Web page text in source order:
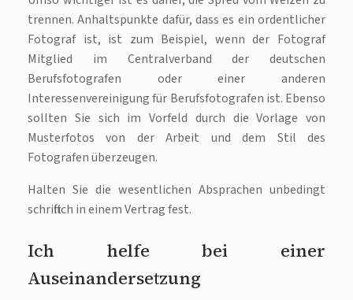
trennen. Anhaltspunkte dafür, dass es ein ordentlicher
Fotograf ist, ist zum Beispiel, wenn der Fotograf
Mitglied im Centralverband der deutschen
Berufsfotografen oder einer anderen
Interessenvereinigung für Berufsfotografen ist. Ebenso
sollten Sie sich im Vorfeld durch die Vorlage von
Musterfotos von der Arbeit und dem Stil des
Fotografen überzeugen.
Halten Sie die wesentlichen Absprachen unbedingt
schriftlich in einem Vertrag fest.
Ich helfe bei einer
Auseinandersetzung